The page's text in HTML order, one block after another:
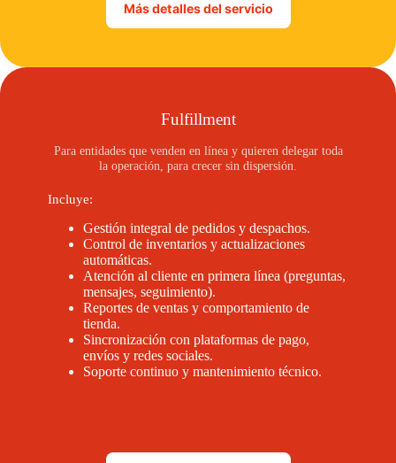
Más detalles del servicio
Fulfillment
Para entidades que venden en línea y quieren delegar toda
la operación, para crecer sin dispersión.
Incluye:
Gestión integral de pedidos y despachos.
Control de inventarios y actualizaciones
automáticas.
Atención al cliente en primera línea (preguntas,
mensajes, seguimiento).
Reportes de ventas y comportamiento de
tienda.
Sincronización con plataformas de pago,
envíos y redes sociales.
Soporte continuo y mantenimiento técnico.